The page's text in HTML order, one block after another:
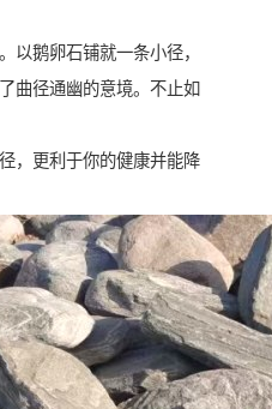
以鹅卵石铺就一条小径，
曲径通幽的意境。不止如
，更利于你的健康并能降